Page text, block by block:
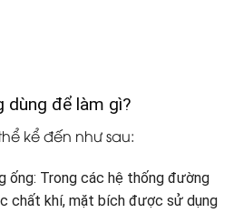
dùng để làm gì?
kể đến như sau:
ống: Trong các hệ thống đường
chất khí, mặt bích được sử dụng